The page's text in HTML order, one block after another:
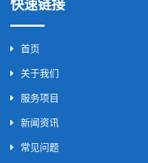
快速链接
首页
关于我们
服务项目
新闻资讯
常见问题